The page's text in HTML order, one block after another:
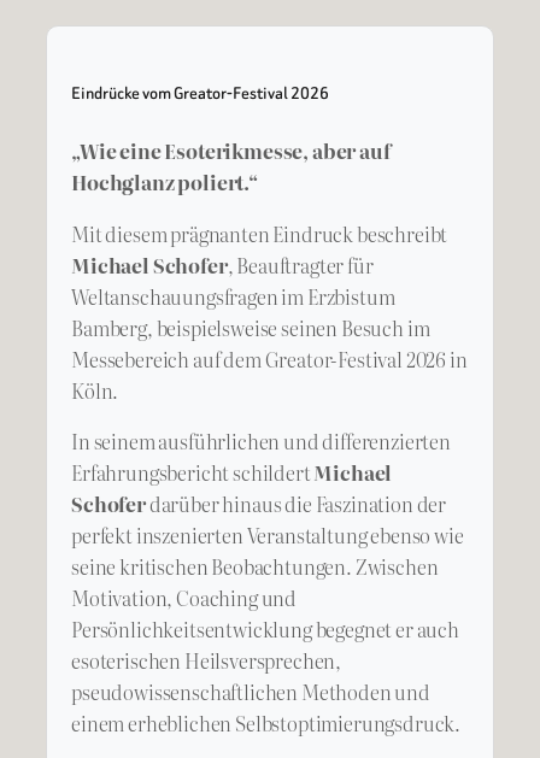
Eindrücke vom Greator-Festival 2026
„Wie eine Esoterikmesse, aber auf
Hochglanz poliert.“
Mit diesem prägnanten Eindruck beschreibt
Michael Schofer, Beauftragter für
Weltanschauungsfragen im Erzbistum
Bamberg, beispielsweise seinen Besuch im
Messebereich auf dem Greator-Festival 2026 in
Köln.
In seinem ausführlichen und differenzierten
Erfahrungsbericht schildertMichael
Schoferdarüber hinaus die Faszination der
perfekt inszenierten Veranstaltung ebenso wie
seine kritischen Beobachtungen. Zwischen
Motivation, Coaching und
Persönlichkeitsentwicklung begegnet er auch
esoterischen Heilsversprechen,
pseudowissenschaftlichen Methoden und
einem erheblichen Selbstoptimierungsdruck.